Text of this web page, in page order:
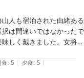
人も宿泊された由緒ある
は間違いではなかったで
しく戴きました。女将さ
す。
: 5 | 夕食: 5 |